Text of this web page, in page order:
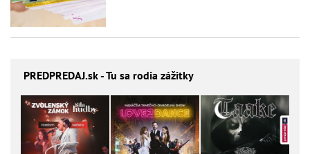
PREDPREDAJ.sk - Tu sa rodia zážitky